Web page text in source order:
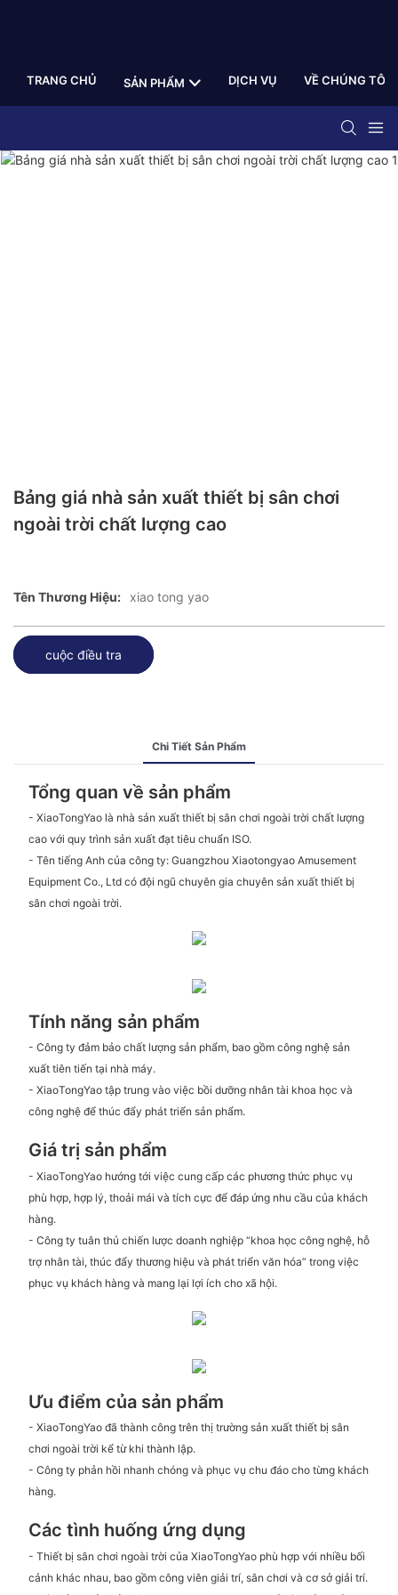
TRANG CHỦ SẢN PHẨM DỊCH VỤ VỀ CHÚNG TÔI
Bảng giá nhà sản xuất thiết bị sân chơi
ngoài trời chất lượng cao
Tên Thương Hiệu: xiao tong yao
cuộc điều tra
Chi Tiết Sản Phẩm
Tổng quan về sản phẩm
- XiaoTongYao là nhà sản xuất thiết bị sân chơi ngoài trời chất lượng
cao với quy trình sản xuất đạt tiêu chuẩn ISO.
- Tên tiếng Anh của công ty: Guangzhou Xiaotongyao Amusement
Equipment Co., Ltd có đội ngũ chuyên gia chuyên sản xuất thiết bị
sân chơi ngoài trời.
Tính năng sản phẩm
- Công ty đảm bảo chất lượng sản phẩm, bao gồm công nghệ sản
xuất tiên tiến tại nhà máy.
- XiaoTongYao tập trung vào việc bồi dưỡng nhân tài khoa học và
công nghệ để thúc đẩy phát triển sản phẩm.
Giá trị sản phẩm
- XiaoTongYao hướng tới việc cung cấp các phương thức phục vụ
phù hợp, hợp lý, thoải mái và tích cực để đáp ứng nhu cầu của khách
hàng.
- Công ty tuân thủ chiến lược doanh nghiệp “khoa học công nghệ, hỗ
trợ nhân tài, thúc đẩy thương hiệu và phát triển văn hóa” trong việc
phục vụ khách hàng và mang lại lợi ích cho xã hội.
Ưu điểm của sản phẩm
- XiaoTongYao đã thành công trên thị trường sản xuất thiết bị sân
chơi ngoài trời kể từ khi thành lập.
- Công ty phản hồi nhanh chóng và phục vụ chu đáo cho từng khách
hàng.
Các tình huống ứng dụng
- Thiết bị sân chơi ngoài trời của XiaoTongYao phù hợp với nhiều bối
cảnh khác nhau, bao gồm công viên giải trí, sân chơi và cơ sở giải trí.